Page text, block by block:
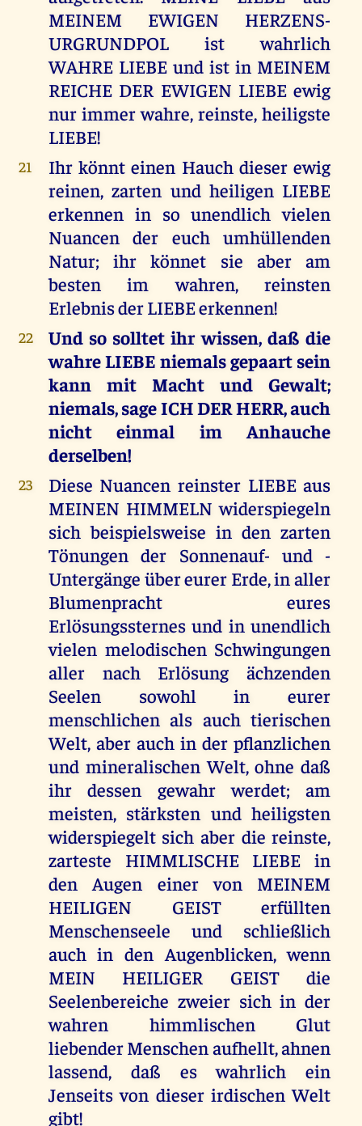
MEINEM EWIGEN HERZENS-
URGRUNDPOL ist wahrlich
WAHRE LIEBE und ist in MEINEM
REICHE DER EWIGEN LIEBE ewig
nur immer wahre, reinste, heiligste
LIEBE!
21
Ihr könnt einen Hauch dieser ewig
reinen, zarten und heiligen LIEBE
erkennen in so unendlich vielen
Nuancen der euch umhüllenden
Natur; ihr könnet sie aber am
besten im wahren, reinsten
Erlebnis der LIEBE erkennen!
22
Und so solltet ihr wissen, daß die
wahre LIEBE niemals gepaart sein
kann mit Macht und Gewalt;
niemals, sage ICH DER HERR, auch
nicht einmal im Anhauche
derselben!
23
Diese Nuancen reinster LIEBE aus
MEINEN HIMMELN widerspiegeln
sich beispielsweise in den zarten
Tönungen der Sonnenauf- und -
Untergänge über eurer Erde, in aller
Blumenpracht eures
Erlösungssternes und in unendlich
vielen melodischen Schwingungen
aller nach Erlösung ächzenden
Seelen sowohl in eurer
menschlichen als auch tierischen
Welt, aber auch in der pflanzlichen
und mineralischen Welt, ohne daß
ihr dessen gewahr werdet; am
meisten, stärksten und heiligsten
widerspiegelt sich aber die reinste,
zarteste HIMMLISCHE LIEBE in
den Augen einer von MEINEM
HEILIGEN GEIST erfüllten
Menschenseele und schließlich
auch in den Augenblicken, wenn
MEIN HEILIGER GEIST die
Seelenbereiche zweier sich in der
wahren himmlischen Glut
liebender Menschen aufhellt, ahnen
lassend, daß es wahrlich ein
Jenseits von dieser irdischen Welt
gibt!